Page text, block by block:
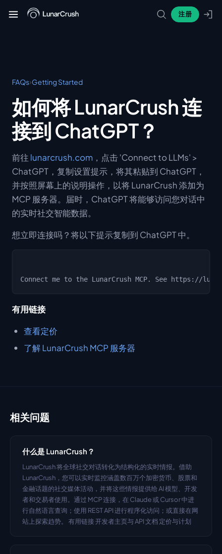
注册
FAQs›Getting Started
如何将 LunarCrush 连
接到 ChatGPT？
前往 lunarcrush.com ，点击 'Connect to LLMs' >
ChatGPT，复制设置提示，将其粘贴到 ChatGPT，
并按照屏幕上的说明操作，以将 LunarCrush 添加为
MCP 服务器。届时，ChatGPT 将能够访问您对话中
的实时社交智能数据。
想立即连接吗？将以下提示复制到 ChatGPT 中。
有用链接
查看定价
了解 LunarCrush MCP 服务器
相关问题
什么是 LunarCrush？
LunarCrush 将全球社交对话转化为结构化的实时情报。借助
LunarCrush，您可以实时监控涵盖数百万个加密货币、股票和
金融话题的社交媒体活动，并将这些情报提供给 AI 模型、开发
者和交易者使用。通过 MCP 连接，在 Claude 或 Cursor 中进
行自然语言查询；使用 REST API 进行程序化访问；或直接在网
站上探索趋势。 有用链接 开发者主页与 API 文档 定价与计划